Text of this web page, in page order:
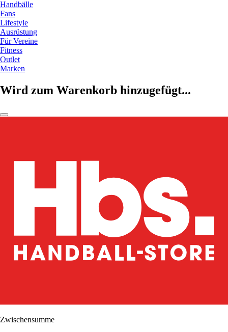
Handbälle
Fans
Lifestyle
Ausrüstung
Für Vereine
Fitness
Outlet
Marken
Wird zum Warenkorb hinzugefügt...
Zwischensumme